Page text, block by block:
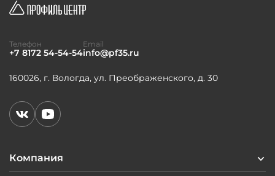
Компания
160026, г. Вологда, ул. Преображенского, д. 30
Телефон
+7 8172 54-54-54
Email
info@pf35.ru